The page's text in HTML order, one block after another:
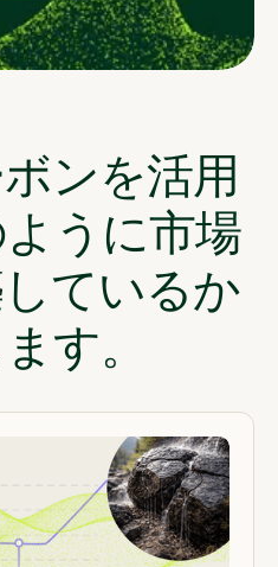
ンを活用
うに市場
ているか
す。